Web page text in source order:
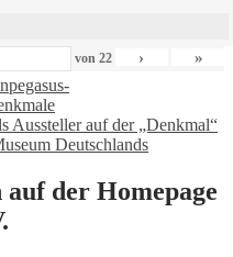
von 22 › »
pegasus-
Aussteller auf der „Denkmal“
Deutschlands
der Homepage